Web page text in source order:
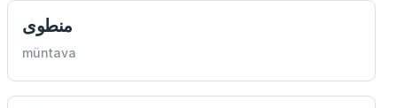
منطوی
müntava